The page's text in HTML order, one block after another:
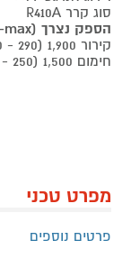
סוג קרר R410A
הספק נצרך (min-max)
קירור 1,900 (290 - 2,100)W
חימום 1,500 (250 - 1,600)W
מפרט טכני
פרטים נוספים